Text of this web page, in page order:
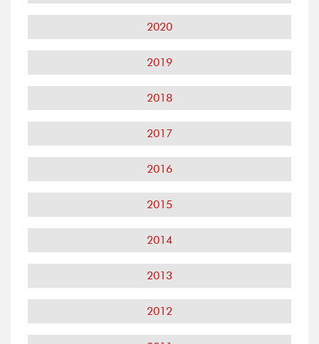
2020
2019
2018
2017
2016
2015
2014
2013
2012